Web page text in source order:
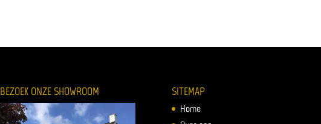
BEZOEK ONZE SHOWROOM SITEMAP
Home